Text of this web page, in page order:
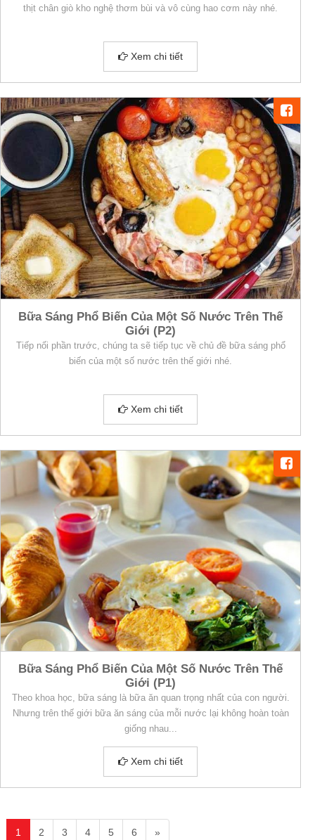
thịt chân giò kho nghệ thơm bùi và vô cùng hao cơm này nhé.
Xem chi tiết
Bữa Sáng Phổ Biến Của Một Số Nước Trên Thế
Giới (P2)
Tiếp nối phần trước, chúng ta sẽ tiếp tục về chủ đề bữa sáng phổ
biến của một số nước trên thế giới nhé.
Xem chi tiết
Bữa Sáng Phổ Biến Của Một Số Nước Trên Thế
Giới (P1)
Theo khoa học, bữa sáng là bữa ăn quan trọng nhất của con người.
Nhưng trên thế giới bữa ăn sáng của mỗi nước lại không hoàn toàn
giống nhau...
Xem chi tiết
1 2 3 4 5 6 »